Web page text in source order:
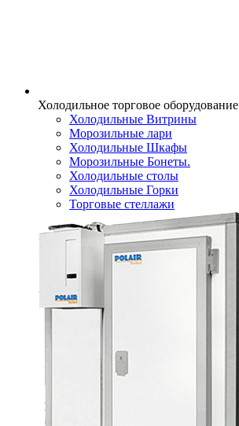
Холодильное торговое оборудование
Холодильные Витрины
Морозильные лари
Холодильные Шкафы
Морозильные Бонеты.
Холодильные столы
Холодильные Горки
Торговые стеллажи